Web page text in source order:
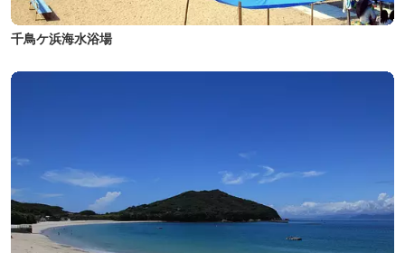
千鳥ケ浜海水浴場